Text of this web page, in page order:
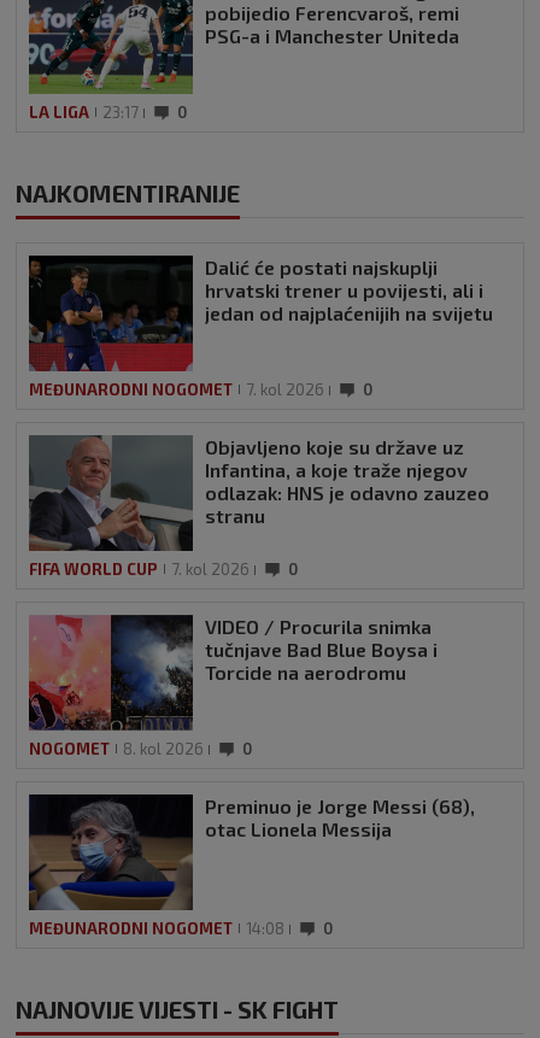
pobijedio Ferencvaroš, remi
PSG-a i Manchester Uniteda
LA LIGA 23:17 0
NAJKOMENTIRANIJE
Dalić će postati najskuplji
hrvatski trener u povijesti, ali i
jedan od najplaćenijih na svijetu
MEĐUNARODNI NOGOMET 7. kol 2026 0
Objavljeno koje su države uz
Infantina, a koje traže njegov
odlazak: HNS je odavno zauzeo
stranu
FIFA WORLD CUP 7. kol 2026 0
VIDEO / Procurila snimka
tučnjave Bad Blue Boysa i
Torcide na aerodromu
NOGOMET 8. kol 2026 0
Preminuo je Jorge Messi (68),
otac Lionela Messija
MEĐUNARODNI NOGOMET 14:08 0
NAJNOVIJE VIJESTI - SK FIGHT